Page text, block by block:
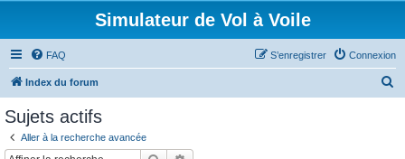
Simulateur de Vol à Voile
FAQ Connexion
S’enregistrer
Index du forum
Sujets actifs
Aller à la recherche avancée